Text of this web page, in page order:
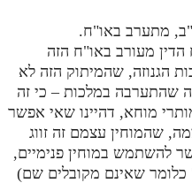
מתערב באו"ח.
הדין מעורב באו"ח הזה
הגנוזה, שהמיתוק הזה לא
שהתערבה במלכות – כי זה
מוחא, דהיינו שאי אפשר
שהמוחין עצמם זה זווג
להשתמש במוחין פנימיים,
כלומר שאינם מקובלים שם)